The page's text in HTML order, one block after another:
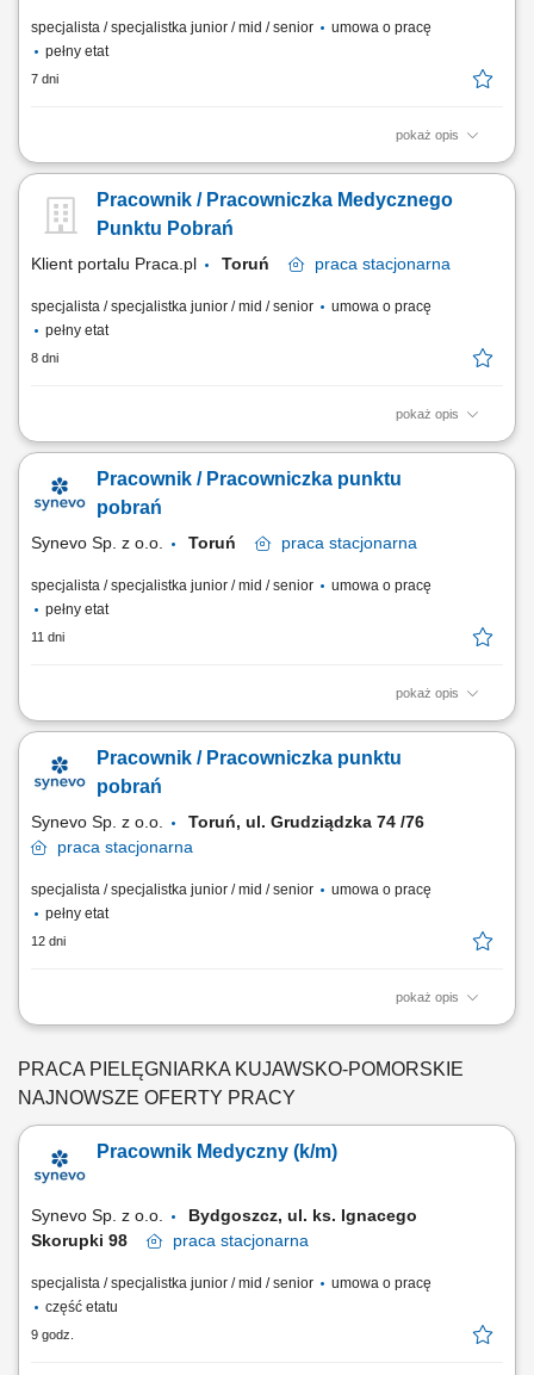
specjalista / specjalistka junior / mid / senior
umowa o pracę
pełny etat
7 dni
pokaż opis
Bieżąca opieka nad pacjentem i dbaniem o komfortowy przebieg wizyty
związanych z bezpiecznym pozyskiwaniem próbki biologicznej.
Rzetelne wprowadzanie danych do wewnętrznych systemów
Pracownik / Pracowniczka Medycznego
Punktu Pobrań
Klient portalu Praca.pl Toruń praca stacjonarna
specjalista / specjalistka junior / mid / senior
umowa o pracę
pełny etat
8 dni
pokaż opis
Bieżąca opieka nad pacjentem i dbaniem o komfortowy przebieg wizyty
związanych z bezpiecznym pozyskiwaniem próbki biologicznej.
Rzetelne wprowadzanie danych do wewnętrznych systemów
Pracownik / Pracowniczka punktu
pobrań
Synevo Sp. z o.o. Toruń praca stacjonarna
specjalista / specjalistka junior / mid / senior
umowa o pracę
pełny etat
11 dni
pokaż opis
Opis stanowiska: Profesjonalna obsługa osób zgłaszających się na
medycznym. Sprawne wykonywanie zabiegów medycznych związanych
z pobieraniem próbek do badań laboratoryjnych. Skrupulatne
Pracownik / Pracowniczka punktu
pobrań
Synevo Sp. z o.o.
Toruń, ul. Grudziądzka 74 /76
praca stacjonarna
specjalista / specjalistka junior / mid / senior
umowa o pracę
pełny etat
12 dni
pokaż opis
Opis stanowiska: Profesjonalna obsługa osób zgłaszających się na
medycznym. Sprawne wykonywanie zabiegów medycznych związanych
z pobieraniem próbek do badań laboratoryjnych. Skrupulatne
prowadzenie oraz archiwizacja dokumentacji...
PRACA PIELĘGNIARKA KUJAWSKO-POMORSKIE
NAJNOWSZE OFERTY PRACY
Pracownik Medyczny (k/m)
Synevo Sp. z o.o.
Bydgoszcz, ul. ks. Ignacego
Skorupki 98
praca stacjonarna
specjalista / specjalistka junior / mid / senior
umowa o pracę
część etatu
9 godz.